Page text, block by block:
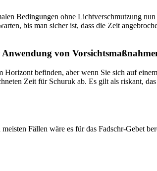
Bedingungen ohne Lichtverschmutzung
bis man sicher ist, dass die Zeit
von
Horizont befinden, aber wenn Sie sich auf
Zeit für Schuruk ab. Es gilt als riskant,
Fällen wäre es für das Fadschr-Gebet